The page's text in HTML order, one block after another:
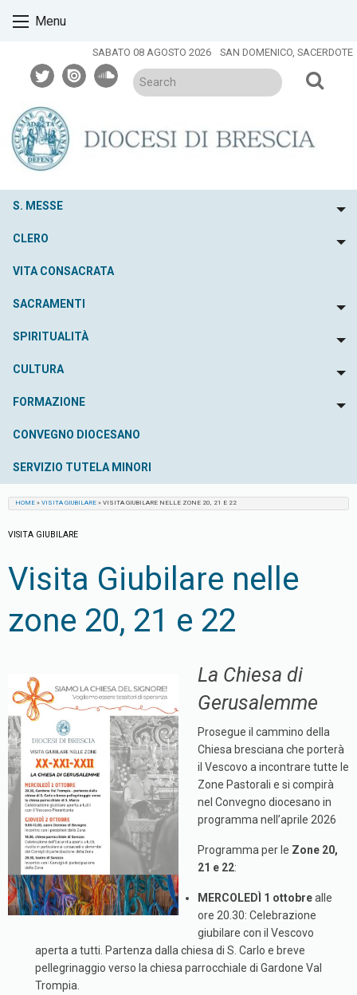
Menu
SABATO 08 AGOSTO 2026 SAN DOMENICO, SACERDOTE
twitterissuusoundcloud
S. MESSE
CLERO
VITA CONSACRATA
SACRAMENTI
SPIRITUALITÀ
CULTURA
FORMAZIONE
CONVEGNO DIOCESANO
SERVIZIO TUTELA MINORI
HOME » VISITA GIUBILARE » VISITA GIUBILARE NELLE ZONE 20, 21 E 22
VISITA GIUBILARE
Visita Giubilare nelle
zone 20, 21 e 22
La Chiesa di
Gerusalemme
Prosegue il cammino della
Chiesa bresciana che porterà
il Vescovo a incontrare tutte le
Zone Pastorali e si compirà
nel Convegno diocesano in
programma nell’aprile 2026
Programma per le Zone 20,
21 e 22:
MERCOLEDÌ 1 ottobrealle
ore 20.30: Celebrazione
giubilare con il Vescovo
aperta a tutti. Partenza dalla chiesa di S. Carlo e breve
pellegrinaggio verso la chiesa parrocchiale di Gardone Val
Trompia.